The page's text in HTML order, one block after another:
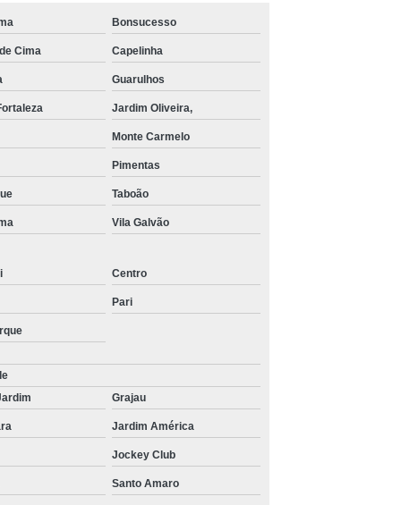
Bonsucesso
Cima Capelinha
Guarulhos
Jardim Oliveira,
Monte Carmelo
Pimentas
Taboão
Vila Galvão
Centro
Pari
Grajau
Jardim América
Jockey Club
Santo Amaro